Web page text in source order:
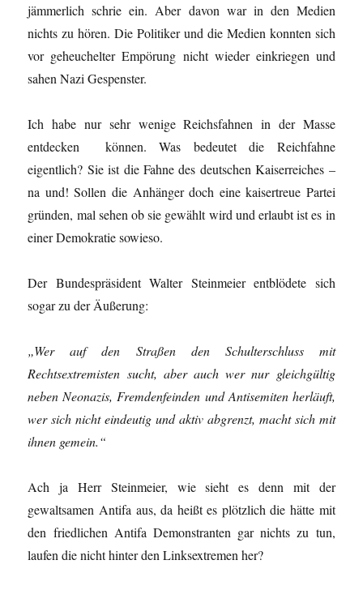
jämmerlich schrie ein. Aber davon war in den Medien
nichts zu hören. Die Politiker und die Medien konnten sich
vor geheuchelter Empörung nicht wieder einkriegen und
sahen Nazi Gespenster.
Ich habe nur sehr wenige Reichsfahnen in der Masse
entdecken können. Was bedeutet die Reichfahne
eigentlich? Sie ist die Fahne des deutschen Kaiserreiches –
na und! Sollen die Anhänger doch eine kaisertreue Partei
gründen, mal sehen ob sie gewählt wird und erlaubt ist es in
einer Demokratie sowieso.
Der Bundespräsident Walter Steinmeier entblödete sich
sogar zu der Äußerung:
„Wer auf den Straßen den Schulterschluss mit
Rechtsextremisten sucht, aber auch wer nur gleichgültig
neben Neonazis, Fremdenfeinden und Antisemiten herläuft,
wer sich nicht eindeutig und aktiv abgrenzt, macht sich mit
ihnen gemein.“
Ach ja Herr Steinmeier, wie sieht es denn mit der
gewaltsamen Antifa aus, da heißt es plötzlich die hätte mit
den friedlichen Antifa Demonstranten gar nichts zu tun,
laufen die nicht hinter den Linksextremen her?